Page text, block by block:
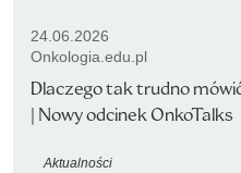
24.06.2026
Onkologia.edu.pl
Dlaczego tak trudno
| Nowy odcinek OnkoTalks
Aktualności